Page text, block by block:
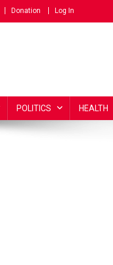
Donation Log In
POLITICS HEALTH